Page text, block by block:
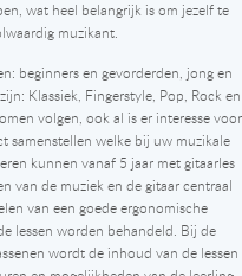
wat heel belangrijk is om jezelf te
muzikant.
beginners en gevorderden, jong en
Klassiek, Fingerstyle, Pop, Rock en
volgen, ook al is er interesse voor
samenstellen welke bij uw muzikale
kunnen vanaf 5 jaar met gitaarles
van de muziek en de gitaar centraal
van een goede ergonomische
lessen worden behandeld. Bij de
wordt de inhoud van de lessen